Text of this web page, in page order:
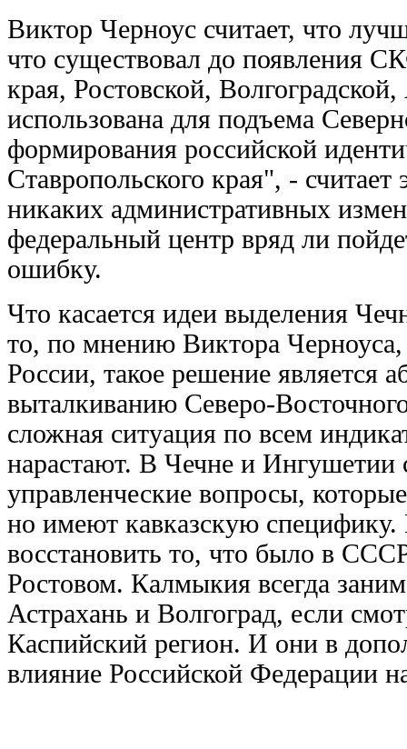
Виктор Черноус считает, что
что существовал до появления
края, Ростовской,
использована для подъема
формирования российской
Ставропольского края", -
никаких административных
федеральный центр вряд ли
ошибку.
Что касается идеи выделения
то, по мнению Виктора Черноуса,
России, такое решение является
выталкиванию Северо-
сложная ситуация по всем
нарастают. В Чечне и Ингушетии
управленческие вопросы,
но имеют кавказскую специфику.
восстановить то, что было в
Ростовом. Калмыкия всегда
Астрахань и Волгоград, если
Каспийский регион. И они в
влияние Российской Федерации